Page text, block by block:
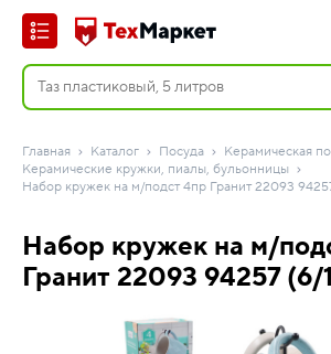
Главная Каталог Посуда
Керамическая
Керамические кружки, пиалы, бульонницы
Набор кружек на м/подст 4пр Гранит 22093
Набор кружек на м/
Гранит 22093 94257 (6/